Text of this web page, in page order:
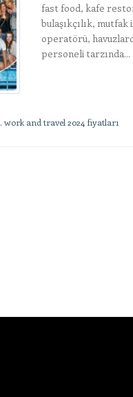
fast food, kafe
bulaşıkçılık,
operatörü,
personeli tarzında...
,work and travel 2024 fiyatları